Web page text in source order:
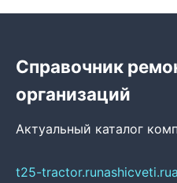
Справочник
организаций
Актуальный каталог
t25-tractor.runashicveti.ru